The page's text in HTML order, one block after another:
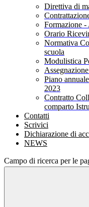
Direttiva di
Formazione
Orario
Normativa
scuola
Modulistica
Piano
2023
Contratto
comparto
Contatti
Scrivici
Dichiarazione di
NEWS
Campo di ricerca per le